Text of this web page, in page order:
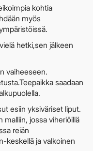
kohtia
myös
hetki,sen jälkeen
vaiheeseen.
saadaan
esiin yksiväriset liput.
malliin, jossa viheriöillä
reiän
keskellä ja valkoinen